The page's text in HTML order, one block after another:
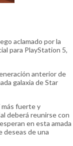
aclamado por la
para PlayStation 5,
anterior de
galaxia de Star
más fuerte y
deberá reunirse con
en esta amada
deseas de una